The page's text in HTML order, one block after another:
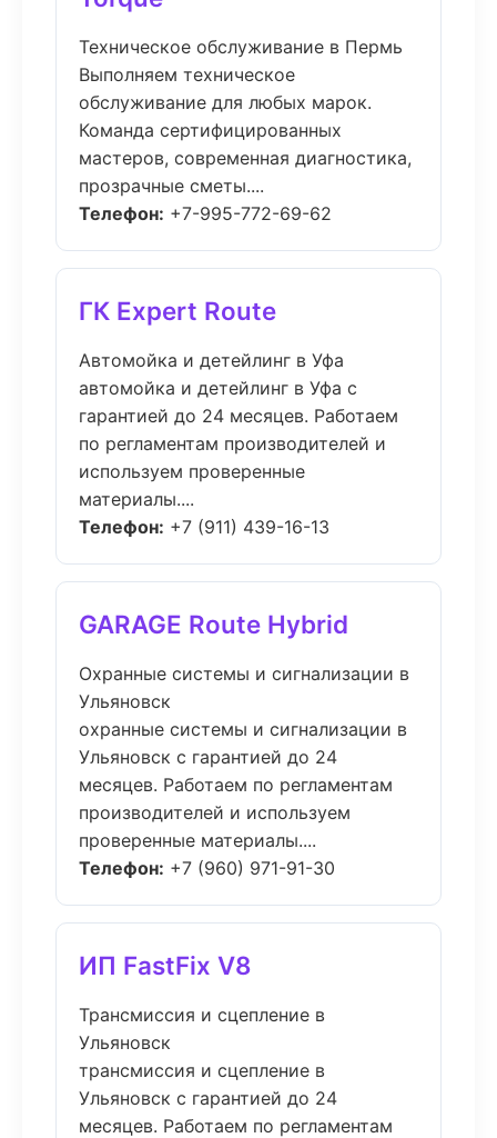
Техническое обслуживание в Пермь
Выполняем техническое
обслуживание для любых марок.
Команда сертифицированных
мастеров, современная диагностика,
прозрачные сметы....
Телефон: +7-995-772-69-62
ГК Expert Route
Автомойка и детейлинг в Уфа
автомойка и детейлинг в Уфа с
гарантией до 24 месяцев. Работаем
по регламентам производителей и
используем проверенные
материалы....
Телефон: +7 (911) 439-16-13
GARAGE Route Hybrid
Охранные системы и сигнализации в
Ульяновск
охранные системы и сигнализации в
Ульяновск с гарантией до 24
месяцев. Работаем по регламентам
производителей и используем
проверенные материалы....
Телефон: +7 (960) 971-91-30
ИП FastFix V8
Трансмиссия и сцепление в
Ульяновск
трансмиссия и сцепление в
Ульяновск с гарантией до 24
месяцев. Работаем по регламентам